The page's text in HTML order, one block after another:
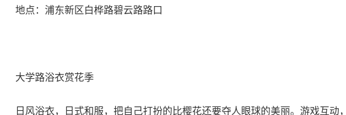
地点：浦东新区白桦路碧云路路口
大学路浴衣赏花季
日风浴衣，日式和服，把自己打扮的比樱花还要夺人眼球的美丽。游戏互动